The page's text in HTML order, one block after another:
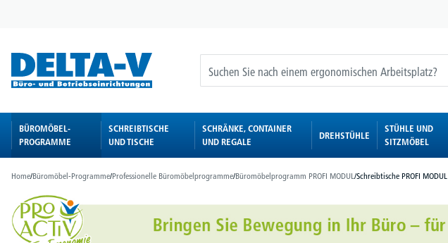
BÜROMÖBEL-
PROGRAMME
SCHREIBTISCHE
UND TISCHE
SCHRÄNKE, CONTAINER
UND REGALE
DREHSTÜHLE
STÜHLE UND
SITZMÖBEL
Home/Büromöbel-Programme/Professionelle Büromöbelprogramme/Büromöbelprogramm PROFI MODUL/Schreibtische PROFI MODUL